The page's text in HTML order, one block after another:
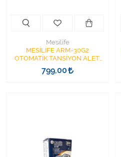
Mesilife
MESİLİFE ARM-30G2
OTOMATİK TANSİYON ALETİ
23-42CM TYPE-C USB KABLO
799,00